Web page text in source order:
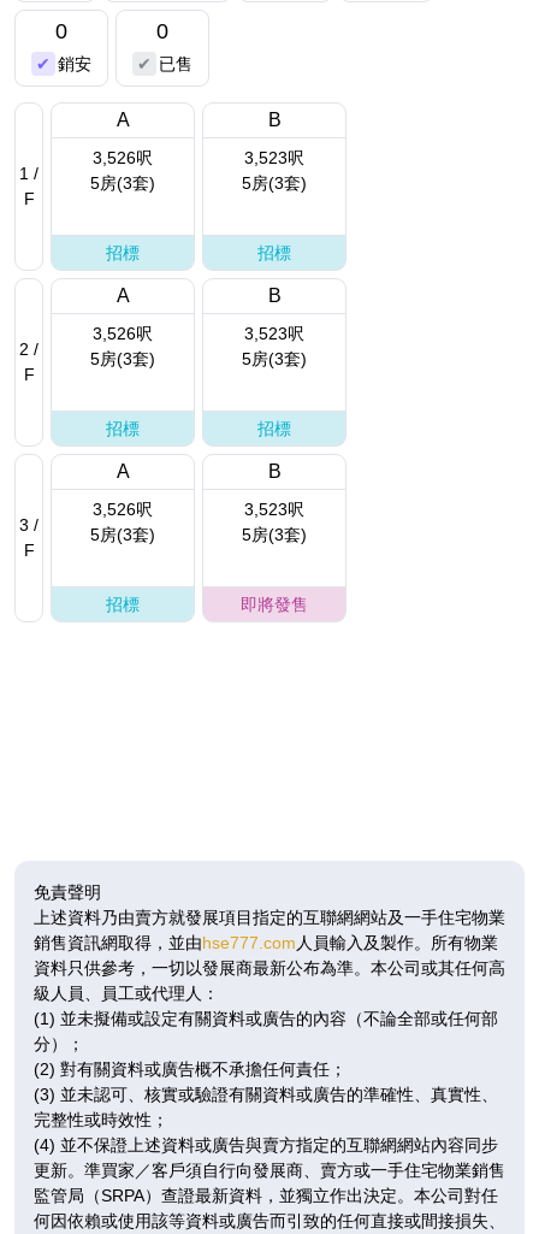
0
銷安
0
已售
1 /
F
2 /
F
3 /
F
A
3,526呎
5房(3套)
招標
B
3,523呎
5房(3套)
招標
A
3,526呎
5房(3套)
招標
B
3,523呎
5房(3套)
招標
A
3,526呎
5房(3套)
招標
B
3,523呎
5房(3套)
即將發售
免責聲明
上述資料乃由賣方就發展項目指定的互聯網網站及一手住宅物業
銷售資訊網取得，並由hse777.com 人員輸入及製作。所有物業
資料只供參考，一切以發展商最新公布為準。本公司或其任何高
級人員、員工或代理人：
(1) 並未擬備或設定有關資料或廣告的內容（不論全部或任何部
分）；
(2) 對有關資料或廣告概不承擔任何責任；
(3) 並未認可、核實或驗證有關資料或廣告的準確性、真實性、
完整性或時效性；
(4) 並不保證上述資料或廣告與賣方指定的互聯網網站內容同步
更新。準買家／客戶須自行向發展商、賣方或一手住宅物業銷售
監管局（SRPA）查證最新資料，並獨立作出決定。本公司對任
何因依賴或使用該等資料或廣告而引致的任何直接或間接損失、